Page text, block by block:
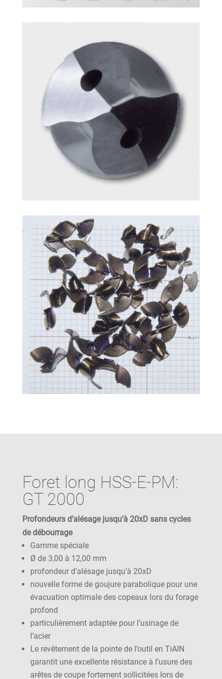
Foret long HSS-E-PM:
GT 2000
Profondeurs d’alésage jusqu’à 20xD sans cycles
de débourrage
Gamme spéciale
Ø de 3,00 à 12,00 mm
profondeur d’alésage jusqu’à 20xD
nouvelle forme de goujure parabolique pour une
évacuation optimale des copeaux lors du forage
profond
particulièrement adaptée pour l’usinage de
l’acier
Le revêtement de la pointe de l’outil en TiAlN
garantit une excellente résistance à l’usure des
arêtes de coupe fortement sollicitées lors de